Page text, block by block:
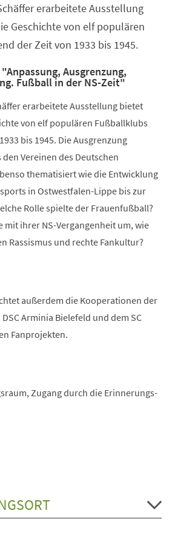
erarbeitete Ausstellung
Geschichte von elf populären
der Zeit von 1933 bis 1945.
Ausgrenzung,
Fußball in der NS-Zeit"
erarbeitete Ausstellung bietet
von elf populären Fußballklubs
bis 1945. Die Ausgrenzung
Vereinen des Deutschen
thematisiert wie die Entwicklung
in Ostwestfalen-Lippe bis zur
Rolle spielte der Frauenfußball?
mit ihrer NS-Vergangenheit um, wie
Rassismus und rechte Fankultur?
außerdem die Kooperationen der
Arminia Bielefeld und dem SC
Fanprojekten.
Zugang durch die Erinnerungs-